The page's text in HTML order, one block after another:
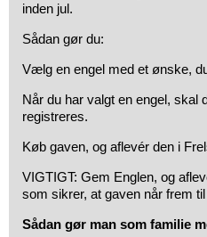
inden jul.
Sådan gør du:
Vælg en engel med et ønske,
Når du har valgt en engel, skal
registreres.
Køb gaven, og aflevér den i
VIGTIGT: Gem Englen, og
som sikrer, at gaven når frem
Sådan gør man som familie